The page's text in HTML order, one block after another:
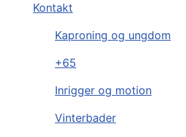
Kontakt
Kaproning og ungdom
+65
Inrigger og motion
Vinterbader